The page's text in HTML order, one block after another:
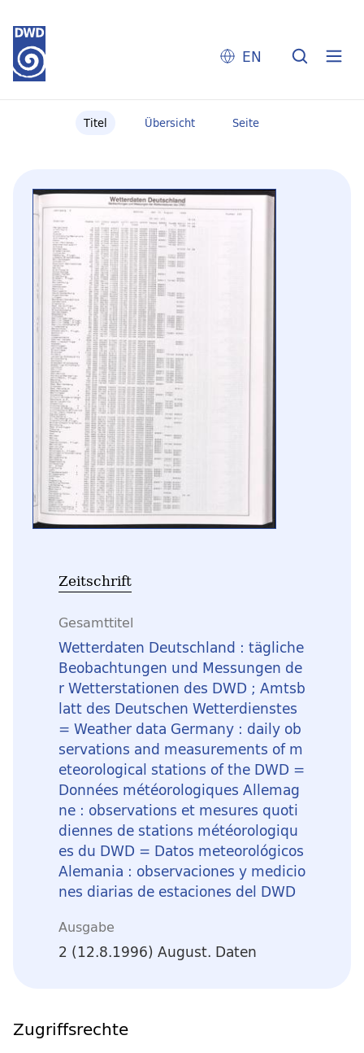
EN
Titel Übersicht Seite
Zeitschrift
Gesamttitel
Wetterdaten Deutschland : tägliche
Beobachtungen und Messungen de
r Wetterstationen des DWD ; Amtsb
latt des Deutschen Wetterdienstes
= Weather data Germany : daily ob
servations and measurements of m
eteorological stations of the DWD =
Données météorologiques Allemag
ne : observations et mesures quoti
diennes de stations météorologiqu
es du DWD = Datos meteorológicos
Alemania : observaciones y medicio
nes diarias de estaciones del DWD
Ausgabe
2 (12.8.1996) August. Daten
Zugriffsrechte